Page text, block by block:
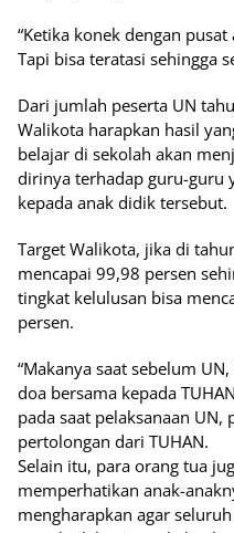
“Ketika konek dengan
Tapi bisa teratasi sehingga
Dari jumlah peserta UN
Walikota harapkan hasil
belajar di sekolah akan
dirinya terhadap guru-guru
kepada anak didik tersebut.
Target Walikota, jika di
mencapai 99,98 persen
tingkat kelulusan bisa
persen.
“Makanya saat sebelum
doa bersama kepada
pada saat pelaksanaan UN,
pertolongan dari TUHAN.
Selain itu, para orang tua
memperhatikan anak-
mengharapkan agar